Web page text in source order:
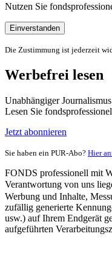
Nutzen Sie
Einverstanden
Die Zustimmung ist jederzeit
Werbefrei lesen
Unabhängiger
Lesen Sie
Jetzt abonnieren
Sie haben ein PUR-Abo? Hier
FONDS professionell mit
Verantwortung von uns
Werbung und Inhalte,
zufällig generierte
usw.) auf Ihrem Endgerät
aufgeführten